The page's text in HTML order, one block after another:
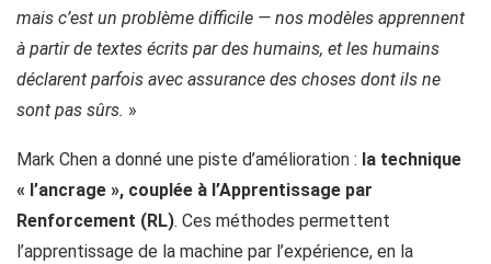
mais c’est un problème difficile — nos modèles apprennent
à partir de textes écrits par des humains, et les humains
déclarent parfois avec assurance des choses dont ils ne
sont pas sûrs. »
Mark Chen a donné une piste d’amélioration : la technique
« l’ancrage », couplée à l’Apprentissage par
Renforcement (RL). Ces méthodes permettent
l’apprentissage de la machine par l’expérience, en la